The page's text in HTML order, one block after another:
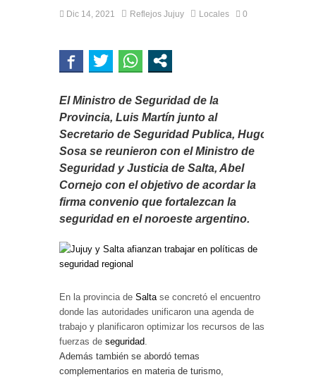
Dic 14, 2021 Reflejos Jujuy Locales 0
El Ministro de Seguridad de la
Provincia, Luis Martín junto al
Secretario de Seguridad Publica, Hugo
Sosa se reunieron con el Ministro de
Seguridad y Justicia de Salta, Abel
Cornejo con el objetivo de acordar la
firma convenio que fortalezcan la
seguridad en el noroeste argentino.
En la provincia de Salta se concretó el encuentro
donde las autoridades unificaron una agenda de
trabajo y planificaron optimizar los recursos de las
fuerzas de seguridad
Además también se abordó temas
complementarios en materia de turismo,